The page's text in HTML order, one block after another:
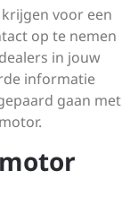
voor een
op te nemen
in jouw
informatie
gaan met